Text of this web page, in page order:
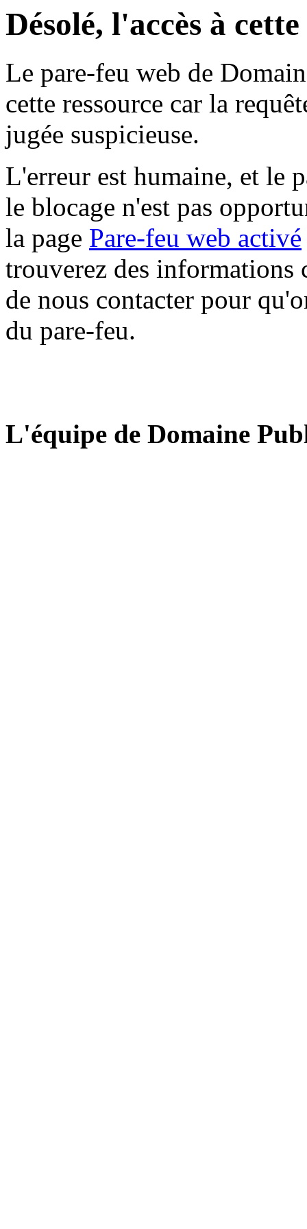
Désolé, l'accès à
Le pare-feu web de
cette ressource car la
jugée suspicieuse.
L'erreur est humaine, et le
le blocage n'est pas
la page Pare-feu web activé
trouverez des informations
de nous contacter pour
du pare-feu.
L'équipe de Domaine